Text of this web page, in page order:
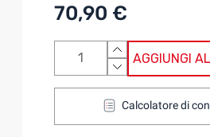
70,90 €
AGGIUNGI
Calcolatore di